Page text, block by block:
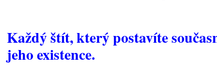
Každý štít, který postavíte
jeho existence.